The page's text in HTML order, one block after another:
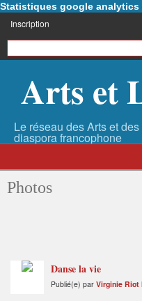
Statistiques google analytics
Inscription
Arts et
Photos
Danse la vie
Publié(e) par Virginie Riot